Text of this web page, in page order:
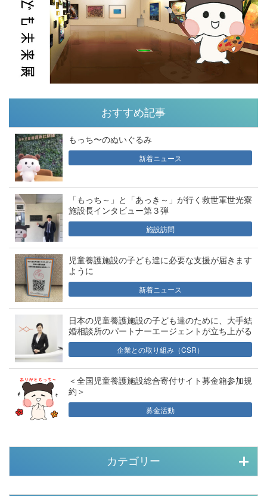
おすすめ記事
もっち〜のぬいぐるみ
新着ニュース
「もっち～」と「あっき～」が行く救世軍世光寮
施設長インタビュー第３弾
施設訪問
児童養護施設の子ども達に必要な支援が届きます
ように
新着ニュース
日本の児童養護施設の子ども達のために、大手結
婚相談所のパートナーエージェントが立ち上がる
企業との取り組み（CSR）
＜全国児童養護施設総合寄付サイト募金箱参加規
約＞
募金活動
カテゴリー